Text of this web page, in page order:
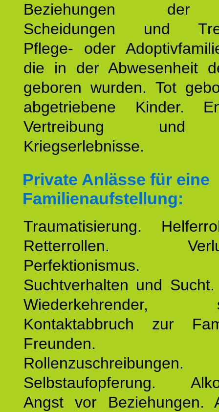
Beziehungen der
Scheidungen und
Pflege- oder
die in der Abwesenheit
geboren wurden. Tot
abgetriebene Kinder.
Vertreibung und
Kriegserlebnisse.
Private Anlässe für eine
Familienaufstellung:
Traumatisierung.
Retterrollen.
Perfektionismus.
Suchtverhalten und
Wiederkehrender,
Kontaktabbruch zur
Freunden.
Rollenzuschreibungen.
Selbstaufopferung.
Angst vor Beziehungen.